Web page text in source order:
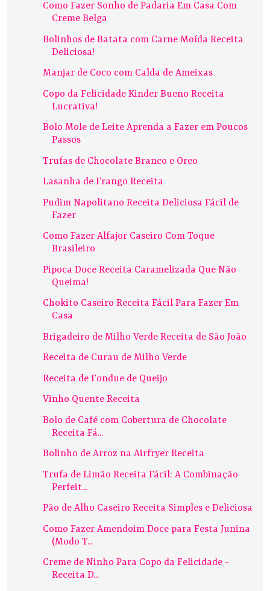
Como Fazer Sonho de Padaria Em Casa Com
Creme Belga
Bolinhos de Batata com Carne Moída Receita
Deliciosa!
Manjar de Coco com Calda de Ameixas
Copo da Felicidade Kinder Bueno Receita
Lucrativa!
Bolo Mole de Leite Aprenda a Fazer em Poucos
Passos
Trufas de Chocolate Branco e Oreo
Lasanha de Frango Receita
Pudim Napolitano Receita Deliciosa Fácil de
Fazer
Como Fazer Alfajor Caseiro Com Toque
Brasileiro
Pipoca Doce Receita Caramelizada Que Não
Queima!
Chokito Caseiro Receita Fácil Para Fazer Em
Casa
Brigadeiro de Milho Verde Receita de São João
Receita de Curau de Milho Verde
Receita de Fondue de Queijo
Vinho Quente Receita
Bolo de Café com Cobertura de Chocolate
Receita Fá...
Bolinho de Arroz na Airfryer Receita
Trufa de Limão Receita Fácil: A Combinação
Perfeit...
Pão de Alho Caseiro Receita Simples e Deliciosa
Como Fazer Amendoim Doce para Festa Junina
(Modo T...
Creme de Ninho Para Copo da Felicidade -
Receita D...